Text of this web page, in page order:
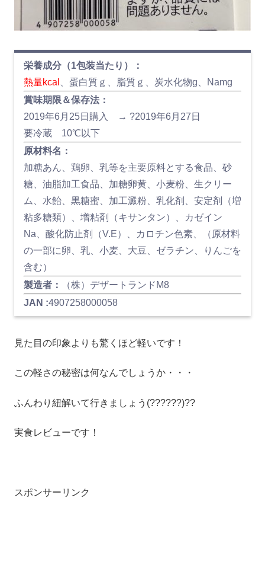
栄養成分（1包装当たり）：
熱量kcal
、蛋白質ｇ、脂質ｇ、炭水化物g、Namg
賞味期限＆保存法：
2019年6月25日購入 → ?2019年6月27日
要冷蔵 10℃以下
原材料名：
加糖あん、鶏卵、乳等を主要原料とする食品、砂
糖、油脂加工食品、加糖卵黄、小麦粉、生クリー
ム、水飴、黒糖蜜、加工澱粉、乳化剤、安定剤（増
粘多糖類）、増粘剤（キサンタン）、カゼイン
Na、酸化防止剤（V.E）、カロチン色素、（原材料
の一部に卵、乳、小麦、大豆、ゼラチン、りんごを
含む）
製造者：
（株）デザートランドM8
JAN :4907258000058
見た目の印象よりも驚くほど軽いです！
この軽さの秘密は何なんでしょうか・・・
ふんわり紐解いて行きましょう(??????)??
実食レビューです！
スポンサーリンク